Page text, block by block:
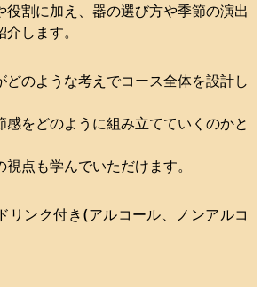
役割に加え、器の選び方や季節の演出
します。
どのような考えでコース全体を設計し
感をどのように組み立てていくのかと
点も学んでいただけます。
リンク付き(アルコール、ノンアルコ